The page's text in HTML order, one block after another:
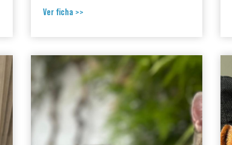
Ver ficha >>